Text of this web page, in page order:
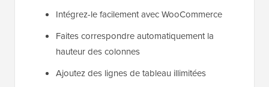
Intégrez-le facilement avec WooCommerce
Faites correspondre automatiquement la
hauteur des colonnes
Ajoutez des lignes de tableau illimitées